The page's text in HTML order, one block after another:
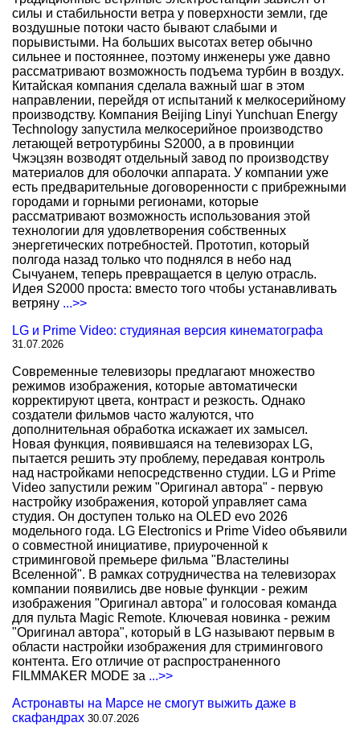
силы и стабильности ветра у поверхности земли, где
воздушные потоки часто бывают слабыми и
порывистыми. На больших высотах ветер обычно
сильнее и постояннее, поэтому инженеры уже давно
рассматривают возможность подъема турбин в воздух.
Китайская компания сделала важный шаг в этом
направлении, перейдя от испытаний к мелкосерийному
производству. Компания Beijing Linyi Yunchuan Energy
Technology запустила мелкосерийное производство
летающей ветротурбины S2000, а в провинции
Чжэцзян возводят отдельный завод по производству
материалов для оболочки аппарата. У компании уже
есть предварительные договоренности с прибрежными
городами и горными регионами, которые
рассматривают возможность использования этой
технологии для удовлетворения собственных
энергетических потребностей. Прототип, который
полгода назад только что поднялся в небо над
Сычуанем, теперь превращается в целую отрасль.
Идея S2000 проста: вместо того чтобы устанавливать
ветряну ...>>
LG и Prime Video: студияная версия кинематографа
31.07.2026
Современные телевизоры предлагают множество
режимов изображения, которые автоматически
корректируют цвета, контраст и резкость. Однако
создатели фильмов часто жалуются, что
дополнительная обработка искажает их замысел.
Новая функция, появившаяся на телевизорах LG,
пытается решить эту проблему, передавая контроль
над настройками непосредственно студии. LG и Prime
Video запустили режим "Оригинал автора" - первую
настройку изображения, которой управляет сама
студия. Он доступен только на OLED evo 2026
модельного года. LG Electronics и Prime Video объявили
о совместной инициативе, приуроченной к
стриминговой премьере фильма "Властелины
Вселенной". В рамках сотрудничества на телевизорах
компании появились две новые функции - режим
изображения "Оригинал автора" и голосовая команда
для пульта Magic Remote. Ключевая новинка - режим
"Оригинал автора", который в LG называют первым в
области настройки изображения для стримингового
контента. Его отличие от распространенного
FILMMAKER MODE за ...>>
Астронавты на Марсе не смогут выжить даже в
скафандрах 30.07.2026